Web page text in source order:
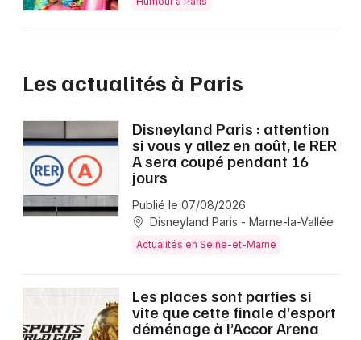
Les actualités à Paris
Disneyland Paris : attention
si vous y allez en août, le RER
A sera coupé pendant 16
jours
Publié le 07/08/2026
Disneyland Paris - Marne-la-Vallée
Actualités en Seine-et-Marne
Les places sont parties si
vite que cette finale d’esport
déménage à l’Accor Arena